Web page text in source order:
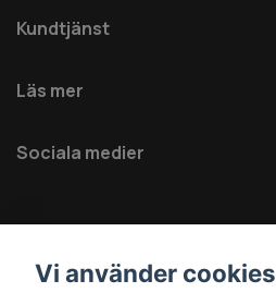
Kundtjänst
Läs mer
Sociala medier
Vi använder cookies